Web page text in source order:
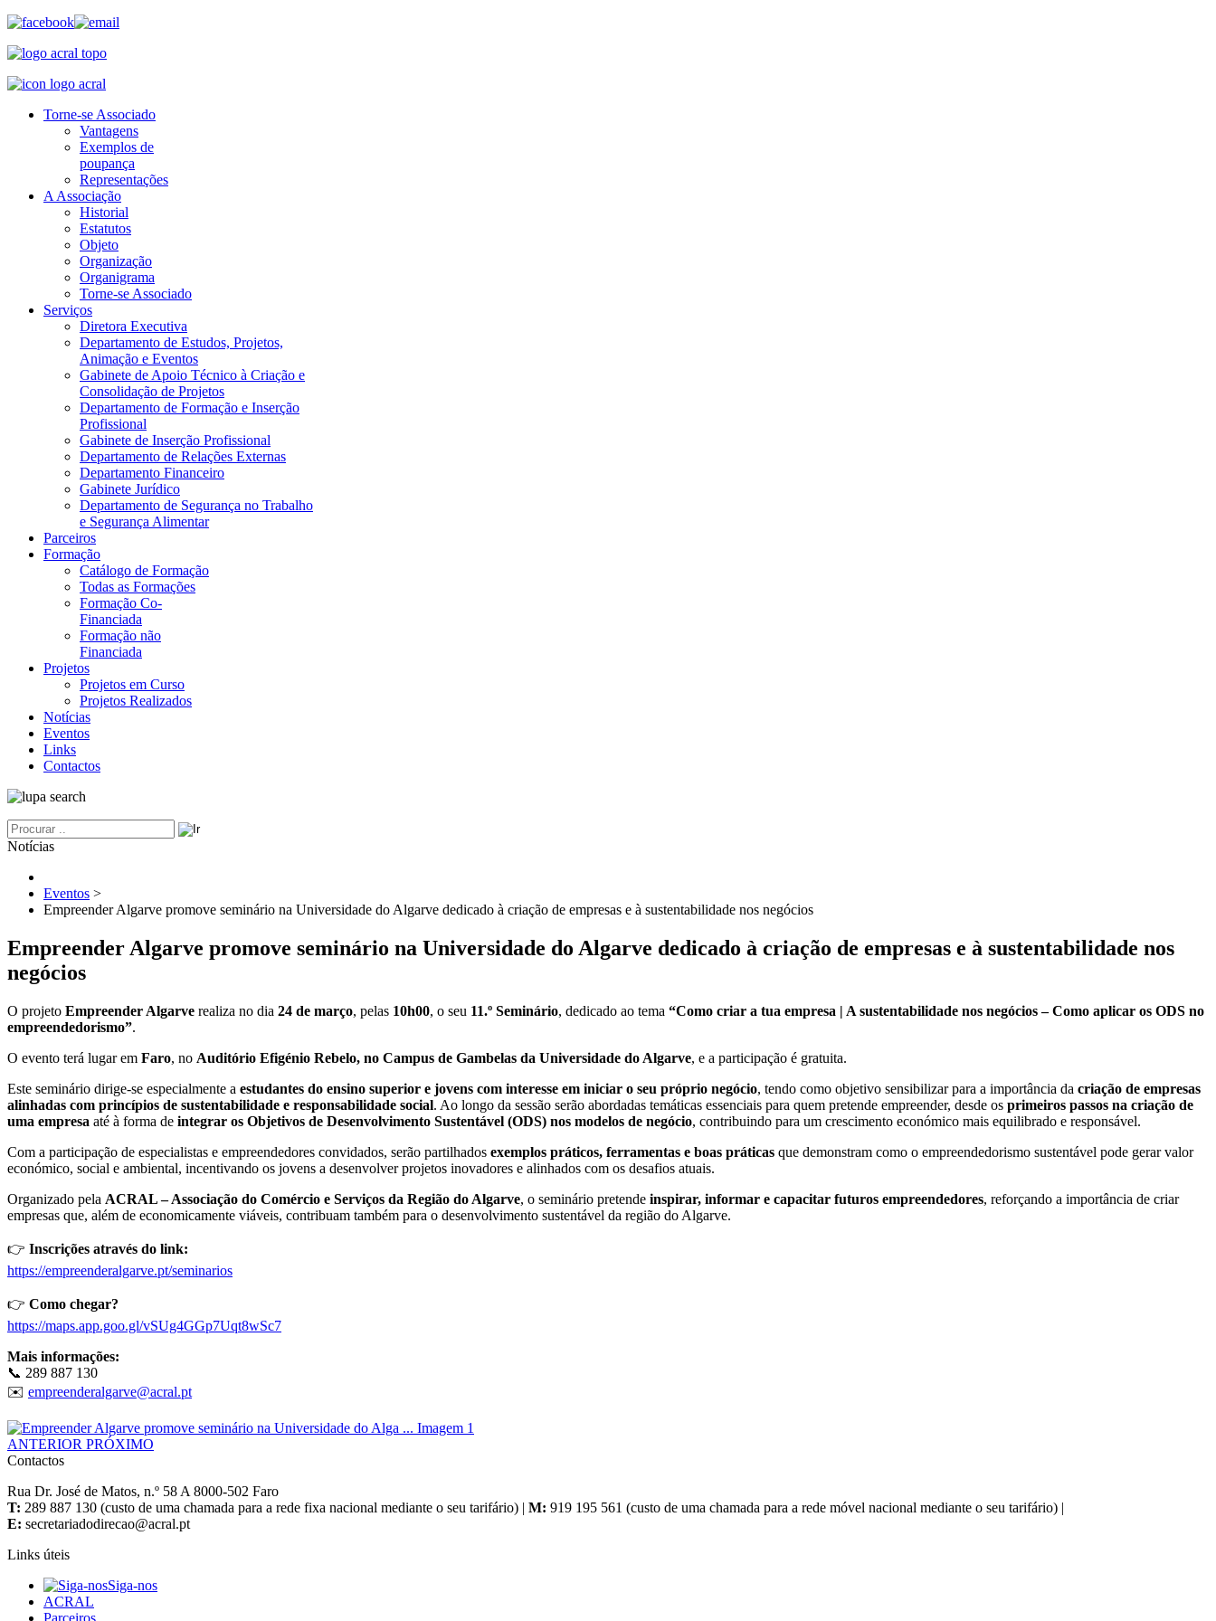
Torne-se Associado
Vantagens
Exemplos de
poupança
Representações
A Associação
Historial
Estatutos
Objeto
Organização
Organigrama
Torne-se Associado
Serviços
Diretora Executiva
Departamento de Estudos, Projetos,
Animação e Eventos
Gabinete de Apoio Técnico à Criação e
Consolidação de Projetos
Departamento de Formação e Inserção
Profissional
Gabinete de Inserção Profissional
Departamento de Relações Externas
Departamento Financeiro
Gabinete Jurídico
Departamento de Segurança no Trabalho
e Segurança Alimentar
Parceiros
Formação
Catálogo de Formação
Todas as Formações
Formação Co-
Financiada
Formação não
Financiada
Projetos
Projetos em Curso
Projetos Realizados
Notícias
Eventos
Links
Contactos
Notícias
Eventos >
Empreender Algarve promove seminário na Universidade do Algarve dedicado à criação de empresas e à sustentabilidade nos negócios
Empreender Algarve promove seminário na Universidade do Algarve dedicado à criação de empresas e à sustentabilidade nos
negócios
O projeto Empreender Algarve realiza no dia 24 de março, pelas 10h00, o seu 11.º Seminário, dedicado ao tema “Como criar a tua empresa | A sustentabilidade nos negócios – Como aplicar os ODS no
empreendedorismo”.
O evento terá lugar em Faro, no Auditório Efigénio Rebelo, no Campus de Gambelas da Universidade do Algarve, e a participação é gratuita.
Este seminário dirige-se especialmente a estudantes do ensino superior e jovens com interesse em iniciar o seu próprio negócio, tendo como objetivo sensibilizar para a importância da criação de empresas
alinhadas com princípios de sustentabilidade e responsabilidade social. Ao longo da sessão serão abordadas temáticas essenciais para quem pretende empreender, desde os primeiros passos na criação de
uma empresa até à forma de integrar os Objetivos de Desenvolvimento Sustentável (ODS) nos modelos de negócio, contribuindo para um crescimento económico mais equilibrado e responsável.
Com a participação de especialistas e empreendedores convidados, serão partilhados exemplos práticos, ferramentas e boas práticas que demonstram como o empreendedorismo sustentável pode gerar valor
económico, social e ambiental, incentivando os jovens a desenvolver projetos inovadores e alinhados com os desafios atuais.
Organizado pela ACRAL – Associação do Comércio e Serviços da Região do Algarve, o seminário pretende inspirar, informar e capacitar futuros empreendedores, reforçando a importância de criar
empresas que, além de economicamente viáveis, contribuam também para o desenvolvimento sustentável da região do Algarve.
👉 Inscrições através do link:
https://empreenderalgarve.pt/seminarios
👉 Como chegar?
https://maps.app.goo.gl/vSUg4GGp7Uqt8wSc7
Mais informações:
📞 289 887 130
✉️
ANTERIOR PRÓXIMO
Contactos
Rua Dr. José de Matos, n.º 58 A 8000-502 Faro
T: 289 887 130 (custo de uma chamada para a rede fixa nacional mediante o seu tarifário) | M: 919 195 561 (custo de uma chamada para a rede móvel nacional mediante o seu tarifário) |
E:
Links úteis
Siga-nos
ACRAL
Parceiros